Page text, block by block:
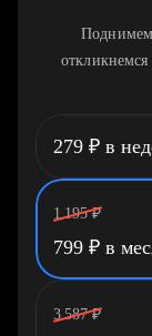
279 ₽ в
1 195 ₽
799 ₽ в
3 587 ₽